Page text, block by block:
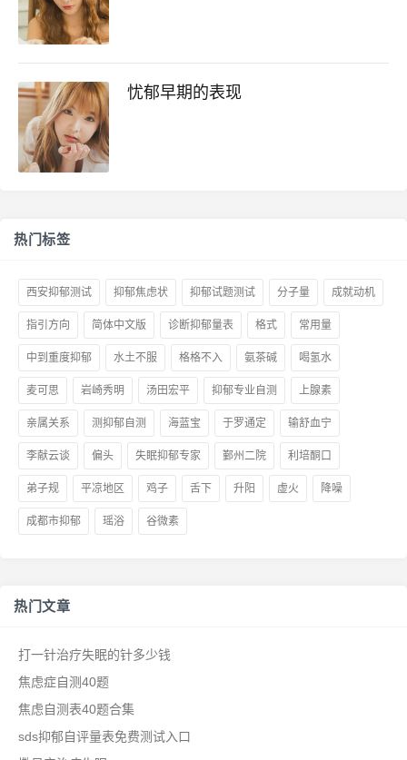
忧郁早期的表现
热门标签
西安抑郁测试 抑郁焦虑状 抑郁试题测试 分子量 成就动机
指引方向 简体中文版 诊断抑郁量表 格式 常用量
中到重度抑郁 水土不服 格格不入 氨茶碱 喝氢水
麦可思 岩崎秀明 汤田宏平 抑郁专业自测 上腺素
亲属关系 测抑郁自测 海蓝宝 于罗通定 输舒血宁
李献云谈 偏头 失眠抑郁专家 鄞州二院 利培酮口
弟子规 平凉地区 鸡子 舌下 升阳 虚火 降噪
成都市抑郁 瑶浴 谷微素
热门文章
打一针治疗失眠的针多少钱
焦虑症自测40题
焦虑自测表40题合集
sds抑郁自评量表免费测试入口